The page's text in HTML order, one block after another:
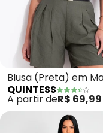
Blusa (Preta) em
de Algodão
QUINTESS
A partir deR$ 69,99